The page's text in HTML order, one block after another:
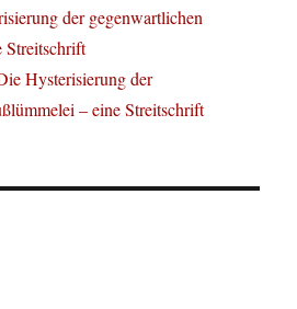
der gegenwartlichen
Streitschrift
Hysterisierung der
– eine Streitschrift